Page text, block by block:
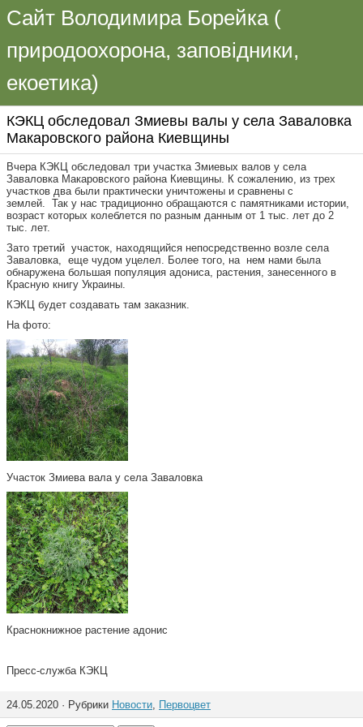
Сайт Володимира Борейка (
природоохорона, заповідники,
екоетика)
КЭКЦ обследовал Змиевы валы у села Заваловка
Макаровского района Киевщины
Вчера КЭКЦ обследовал три участка Змиевых валов у села
Заваловка Макаровского района Киевщины. К сожалению, из трех
участков два были практически уничтожены и сравнены с
землей. Так у нас традиционно обращаются с памятниками истории,
возраст которых колеблется по разным данным от 1 тыс. лет до 2
тыс. лет.
Зато третий участок, находящийся непосредственно возле села
Заваловка, еще чудом уцелел. Более того, на нем нами была
обнаружена большая популяция адониса, растения, занесенного в
Красную книгу Украины.
КЭКЦ будет создавать там заказник.
На фото:
Участок Змиева вала у села Заваловка
Краснокнижное растение адонис
Пресс-служба КЭКЦ
24.05.2020 · Рубрики Новости, Первоцвет